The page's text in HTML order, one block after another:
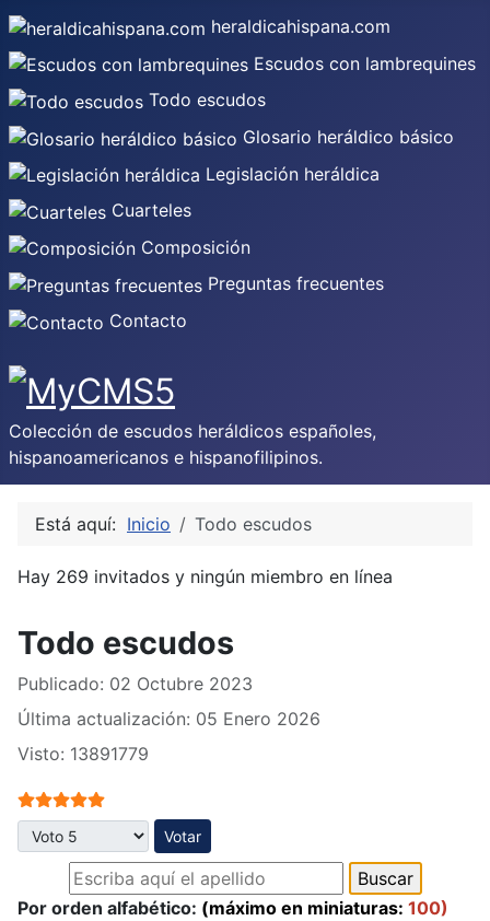
heraldicahispana.com
Escudos con lambrequines
Todo escudos
Glosario heráldico básico
Legislación heráldica
Cuarteles
Composición
Preguntas frecuentes
Contacto
Colección de escudos heráldicos españoles,
hispanoamericanos e hispanofilipinos.
Está aquí: Inicio Todo escudos
Hay 269 invitados y ningún miembro en línea
Todo escudos
Publicado: 02 Octubre 2023
Última actualización: 05 Enero 2026
Visto: 13891779
Ratio:5/5
Por favor, vote
Por orden alfabético: (máximo en miniaturas: 100)